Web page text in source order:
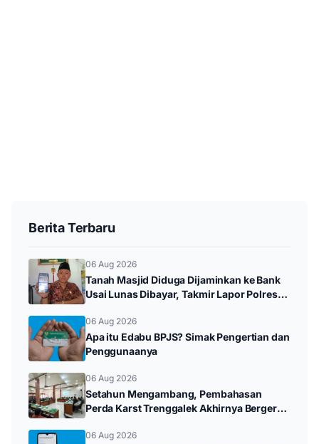
Berita Terbaru
06 Aug 2026
Tanah Masjid Diduga Dijaminkan ke Bank
Usai Lunas Dibayar, Takmir Lapor Polres
06 Aug 2026
Apa itu Edabu BPJS? Simak Pengertian dan
Penggunaanya
06 Aug 2026
Setahun Mengambang, Pembahasan
Perda Karst Trenggalek Akhirnya Bergerak
06 Aug 2026